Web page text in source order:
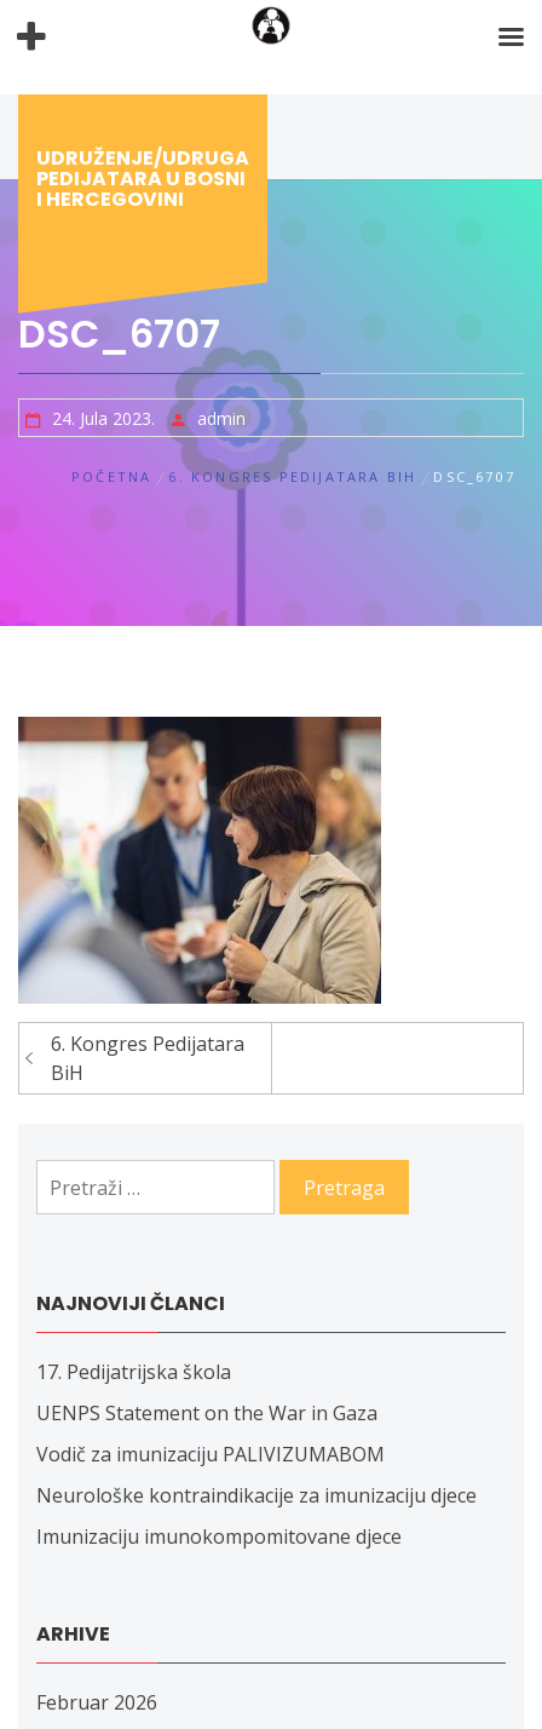
na
UDRUŽENJE/UDRUGA
PEDIJATARA U BOSNI
I HERCEGOVINI
DSC_6707
24. Jula 2023. admin
POČETNA 6. KONGRES PEDIJATARA BIH DSC_6707
Navigacija
članaka
6. Kongres Pedijatara
BiH
Pretraga:
NAJNOVIJI ČLANCI
17. Pedijatrijska škola
UENPS Statement on the War in Gaza
Vodič za imunizaciju PALIVIZUMABOM
Neurološke kontraindikacije za imunizaciju djece
Imunizaciju imunokompomitovane djece
ARHIVE
Februar 2026